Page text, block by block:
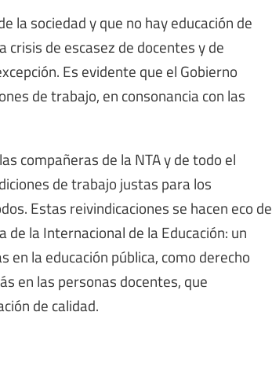
la sociedad y que no hay educación de
crisis de escasez de docentes y de
Es evidente que el Gobierno
de trabajo, en consonancia con las
compañeras de la NTA y de todo el
de trabajo justas para los
Estas reivindicaciones se hacen eco de
de la Internacional de la Educación: un
la educación pública, como derecho
en las personas docentes, que
de calidad.